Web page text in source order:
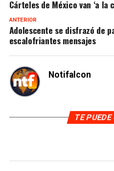
Cárteles de México van ‘a la
ANTERIOR
Adolescente se disfrazó de
escalofriantes mensajes
Notifalcon
TE